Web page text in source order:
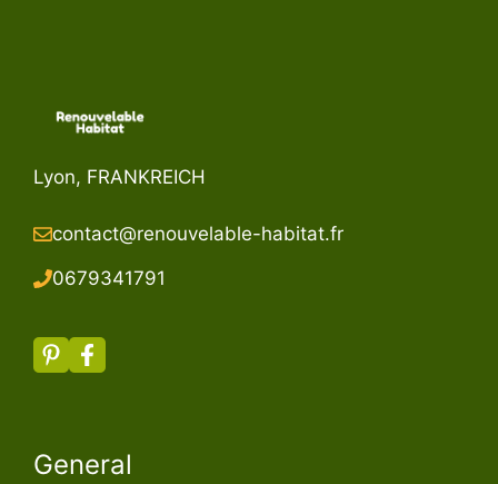
Lyon, FRANKREICH
contact@renouvelable-habitat.fr
0679341791
General